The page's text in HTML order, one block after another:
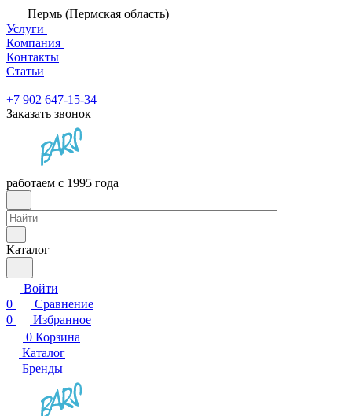
Пермь (Пермская область)
Услуги
Компания
Контакты
Статьи
+7 902 647-15-34
Заказать звонок
работаем с 1995 года
Каталог
Войти
0
Сравнение
0
Избранное
0 Корзина
Каталог
Бренды